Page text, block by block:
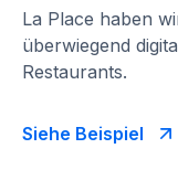
La Place haben
überwiegend
Restaurants.
Siehe Beispiel